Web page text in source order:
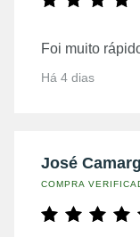
Foi muito
Há 4 dias
José
COMPRA